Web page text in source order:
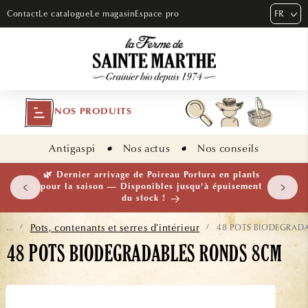
ET PASSER
ContactLe catalogueLe magasinEspace pro FR
NOS PRODUITS
Antigaspi Nos actus Nos conseils
🌱 NOUVEAUTÉ — Ail Rocambole AB · Lot de 10
bulbilles · En stock maintenant
... / Pots, contenants et serres d’intérieur / 48 POTS
48 POTS BIODEGRADABLES RONDS 8CM
AUX